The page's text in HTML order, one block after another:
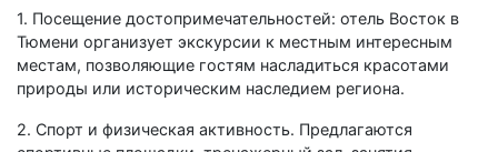
1. Посещение достопримечательностей: отель Восток в
Тюмени организует экскурсии к местным интересным
местам, позволяющие гостям насладиться красотами
природы или историческим наследием региона.
2. Спорт и физическая активность. Предлагаются